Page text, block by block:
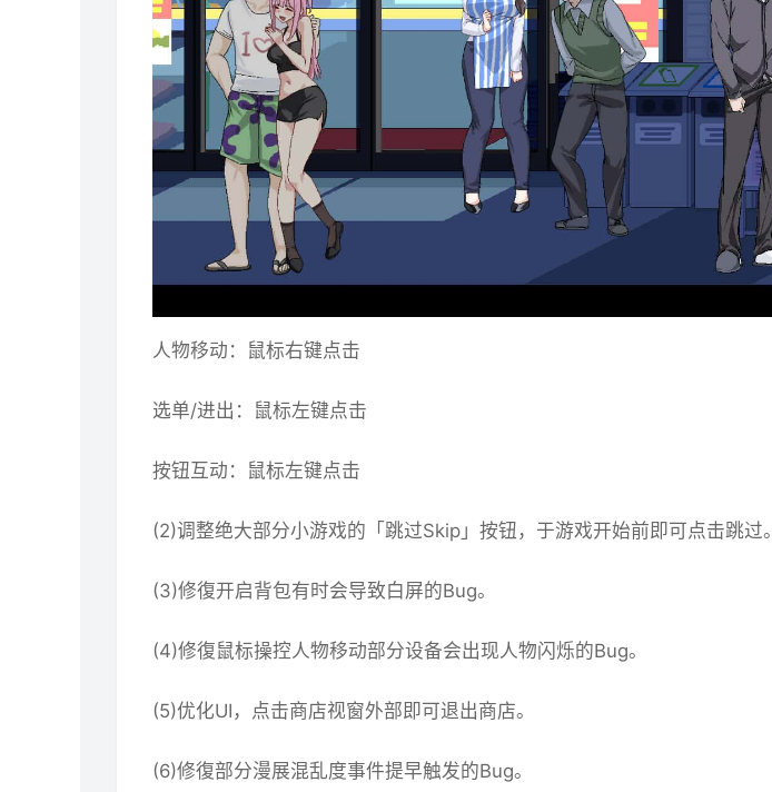
人物移动：鼠标右键点击
选单/进出：鼠标左键点击
按钮互动：鼠标左键点击
(2)调整绝大部分小游戏的「跳过Skip」按钮，于游戏开始前即可点击跳过。
(3)修復开启背包有时会导致白屏的Bug。
(4)修復鼠标操控人物移动部分设备会出现人物闪烁的Bug。
(5)优化UI，点击商店视窗外部即可退出商店。
(6)修復部分漫展混乱度事件提早触发的Bug。